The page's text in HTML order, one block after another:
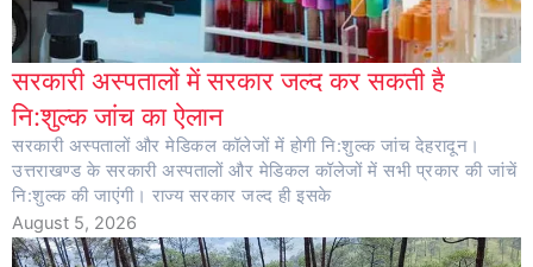
सरकारी अस्पतालों में सरकार जल्द कर सकती है
नि:शुल्क जांच का ऐलान
सरकारी अस्पतालों और मेडिकल कॉलेजों में होगी नि:शुल्क जांच देहरादून।
उत्तराखण्ड के सरकारी अस्पतालों और मेडिकल कॉलेजों में सभी प्रकार की जांचें
नि:शुल्क की जाएंगी। राज्य सरकार जल्द ही इसके
August 5, 2026